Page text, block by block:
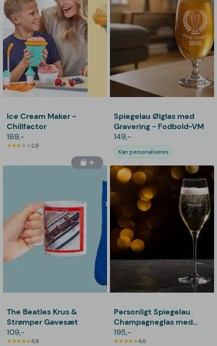
Ice Cream Maker -
Chillfactor
169,-
2,8
Spiegelau Ølglas med
Gravering - Fodbold-VM
149,-
Kan personaliseres
The Beatles Krus &
Strømper Gavesæt
109,-
4,9
Personligt Spiegelau
Champagneglas med
Gravering - Egen Tekst
195,-
4,6